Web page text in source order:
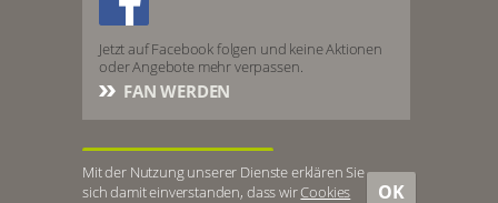
Jetzt auf Facebook folgen und keine Aktionen
oder Angebote mehr verpassen.
FAN WERDEN
ZUM HOTELSERVICE
Mit der Nutzung unserer Dienste erklären Sie
sich damit einverstanden, dass wirCookies
OK